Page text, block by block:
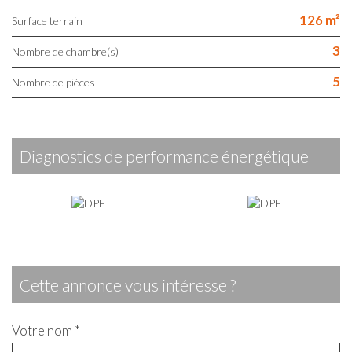
surface terrain 126 m²
Nombre de chambre(s) 3
Nombre de pièces 5
diagnostics de performance énergétique
cette annonce vous intéresse ?
Votre nom *